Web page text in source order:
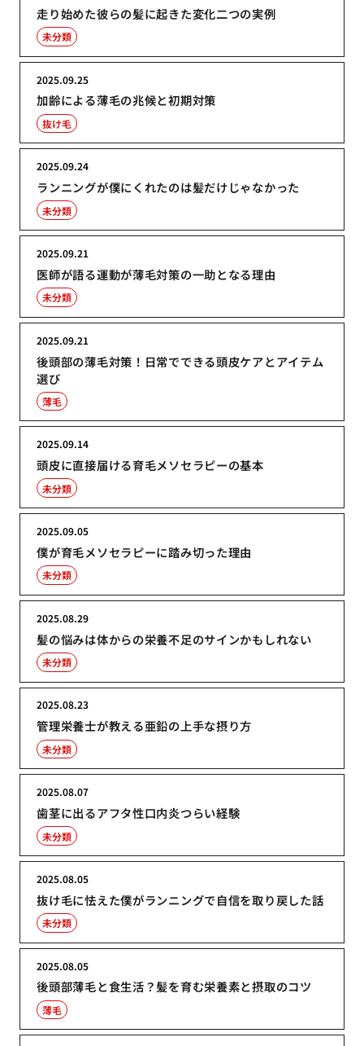
走り始めた彼らの髪に起きた変化二つの実例
未分類
加齢による薄毛の兆候と初期対策
2025.09.25
抜け毛
ランニングが僕にくれたのは髪だけじゃなかった
2025.09.24
未分類
医師が語る運動が薄毛対策の一助となる理由
2025.09.21
未分類
後頭部の薄毛対策！日常でできる頭皮ケアとアイテム
選び
2025.09.21
薄毛
頭皮に直接届ける育毛メソセラピーの基本
2025.09.14
未分類
僕が育毛メソセラピーに踏み切った理由
2025.09.05
未分類
髪の悩みは体からの栄養不足のサインかもしれない
2025.08.29
未分類
管理栄養士が教える亜鉛の上手な摂り方
2025.08.23
未分類
歯茎に出るアフタ性口内炎つらい経験
2025.08.07
未分類
抜け毛に怯えた僕がランニングで自信を取り戻した話
2025.08.05
未分類
後頭部薄毛と食生活？髪を育む栄養素と摂取のコツ
2025.08.05
薄毛